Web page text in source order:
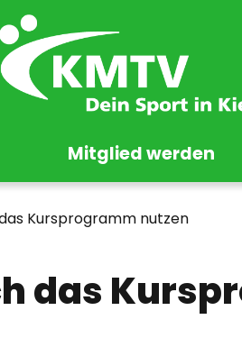
Mitglied werden
Kursprogramm nutzen
das